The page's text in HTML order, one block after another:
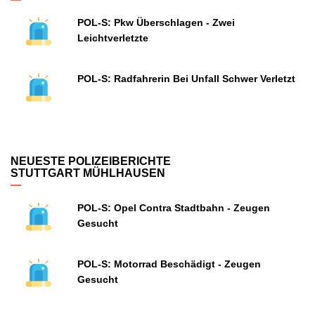
POL-S: Pkw Überschlagen - Zwei
Leichtverletzte
POL-S: Radfahrerin Bei Unfall Schwer Verletzt
NEUESTE POLIZEIBERICHTE
STUTTGART MÜHLHAUSEN
POL-S: Opel Contra Stadtbahn - Zeugen
Gesucht
POL-S: Motorrad Beschädigt - Zeugen
Gesucht